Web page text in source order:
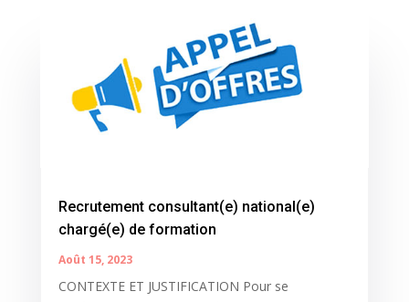
Recrutement consultant(e) national(e)
chargé(e) de formation
Août 15, 2023
CONTEXTE ET JUSTIFICATION Pour se